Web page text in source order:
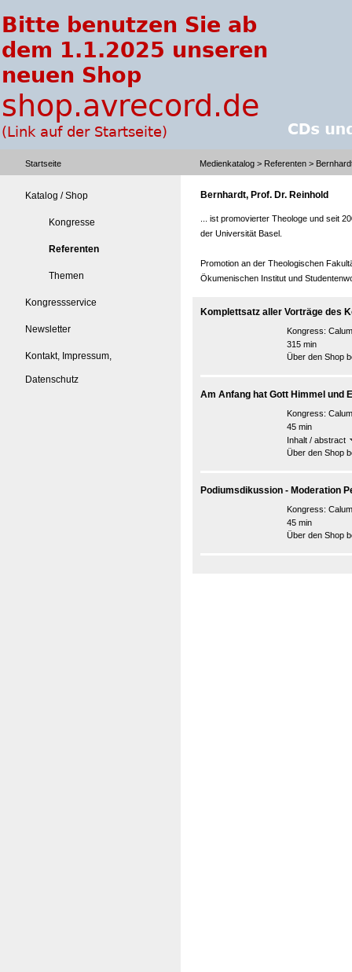
Startseite Medienkatalog > Referenten >
Katalog / Shop
Kongresse
Referenten
Themen
Kongressservice
Newsletter
Kontakt, Impressum,
Datenschutz
Bernhardt, Prof. Dr. Reinhold
... ist promovierter Theologe und seit
der Universität Basel.
Promotion an der Theologischen
Ökumenischen Institut und
Komplettsatz aller Vorträge des
Kongress:
315 min
Über den Shop
Am Anfang hat Gott Himmel und
Kongress:
45 min
Inhalt / abstract
Über den Shop
Podiumsdikussion - Moderation
Kongress:
45 min
Über den Shop